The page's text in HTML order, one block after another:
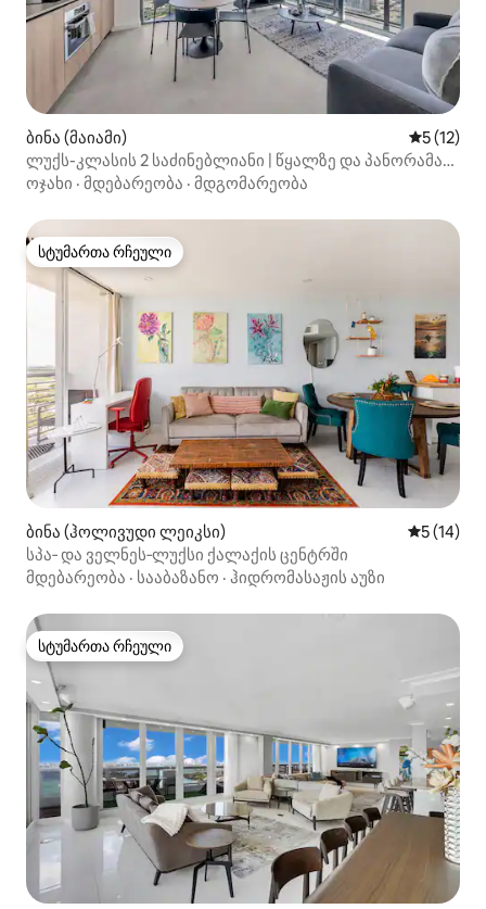
ბინა (მაიამი) საშუალო
5 (12)
ლუქს-კლასის 2 საძინებლიანი | წყალზე და პანორამაზე
ხედები | 34-ე სართული
ოჯახი · მდებარეობა · მდგომარეობა
სტუმართა რჩეული
სტუმართა რჩეული
ბინა (ჰოლივუდი ლეიკსი) საშუალო
5 (14)
სპა‑ და ველნეს‑ლუქსი ქალაქის ცენტრში
მდებარეობა · სააბაზანო · ჰიდრომასაჟის აუზი
სტუმართა რჩეული
სტუმართა რჩეული